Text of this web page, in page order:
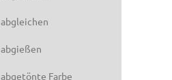
abgleichen
abgießen
abgetönte Farbe